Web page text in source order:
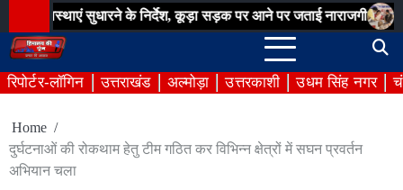
to
content
सुधारने के निर्देश, कूड़ा सड़क पर आने पर जताई नाराजगी सम्मान सेतु
रिपोर्टर-लॉगिन उत्तराखंड अल्मोड़ा उत्तरकाशी उधम सिंह नगर
Home
दुर्घटनाओं की रोकथाम हेतु टीम गठित कर विभिन्न क्षेत्रों में सघन प्रवर्तन
अभियान चला